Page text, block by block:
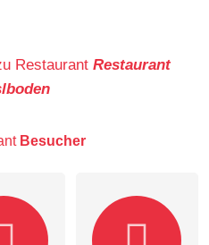
Restaurant Restaurant
Besucher